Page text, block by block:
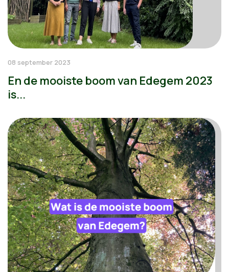
08 september 2023
En de mooiste boom van Edegem 2023
is...